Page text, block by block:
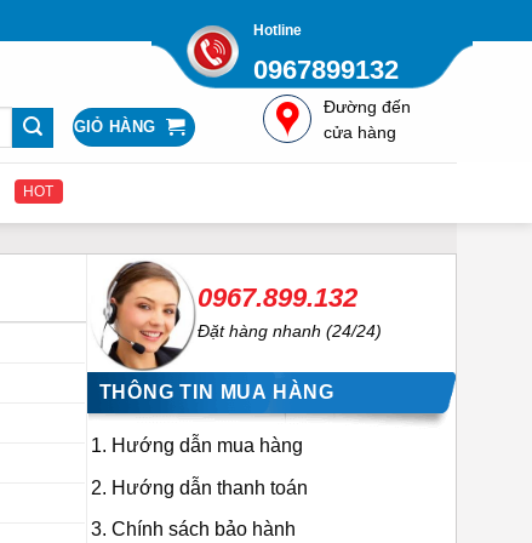
Hotline
0967899132
GIỎ HÀNG
Đường đến
cửa hàng
HOT
0967.899.132
Đặt hàng nhanh (24/24)
THÔNG TIN MUA HÀNG
Hướng dẫn mua hàng
Hướng dẫn thanh toán
Chính sách bảo hành